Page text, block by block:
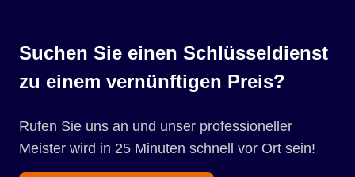
Suchen Sie einen Schlüsseldienst
zu einem vernünftigen Preis?
Rufen Sie uns an und unser professioneller
Meister wird in 25 Minuten schnell vor Ort sein!